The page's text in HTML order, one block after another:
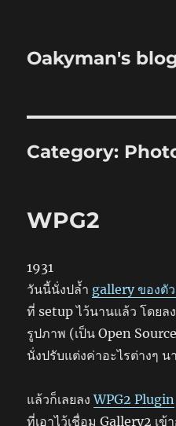
Oakyman's
Category:
WPG2
1931
วันนี้นั่งปล้ำ gallery ของตัว
ที่ setup ไว้นานแล้ว โดยล
รูปภาพ (เป็น Open
นั่งปรับแต่งค่าอะไรต่างๆ
แล้วก็เลยลงWPG2 Plugin
ที่เอาไว้เชื่อม Gallery2 เ